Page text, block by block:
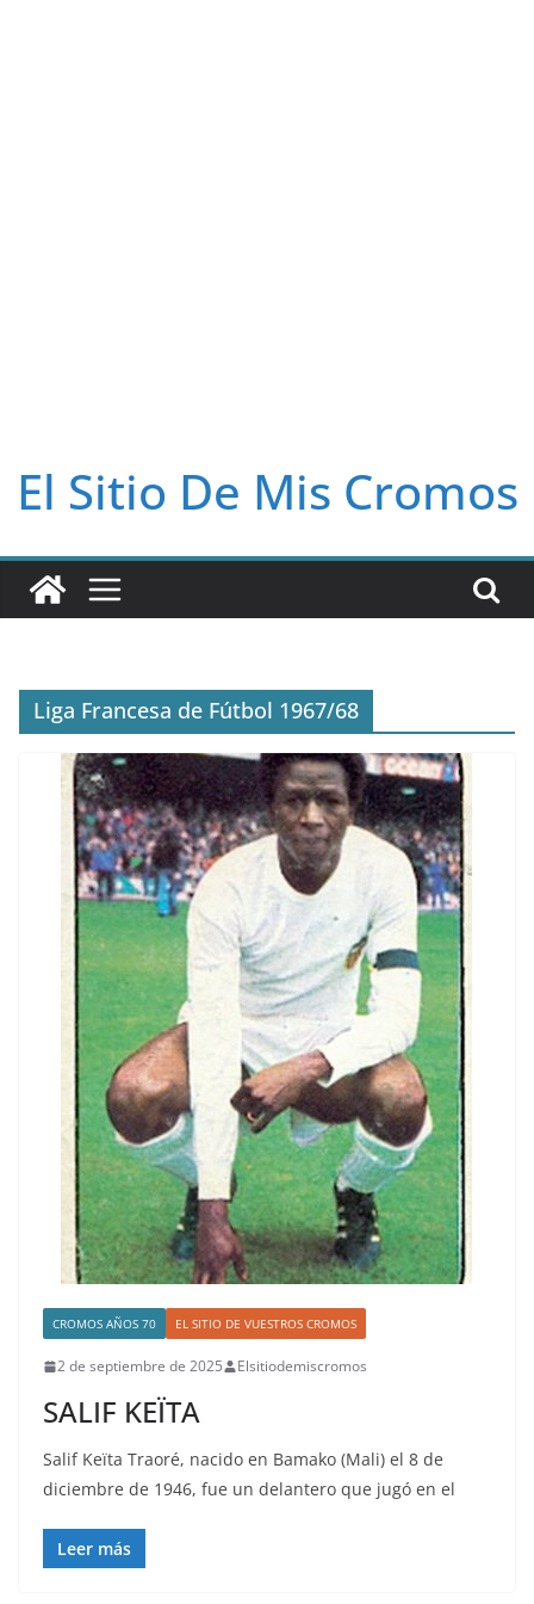
El Sitio De Mis Cromos
Liga Francesa de Fútbol 1967/68
CROMOS AÑOS 70 EL SITIO DE VUESTROS CROMOS
2 de septiembre de 2025 Elsitiodemiscromos
SALIF KEÏTA
Salif Keïta Traoré, nacido en Bamako (Mali) el 8 de
diciembre de 1946, fue un delantero que jugó en el
Leer más